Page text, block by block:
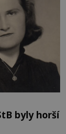
byly horší